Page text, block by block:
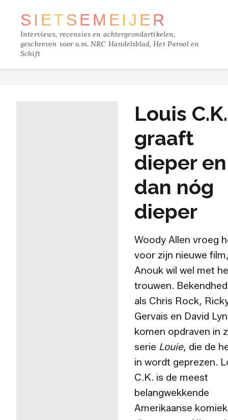
SIETSE MEIJER
Interviews, recensies en achtergrondartikelen,
geschreven voor o.m. NRC Handelsblad, Het Parool en
Schift
Louis C.K.
graaft
dieper en
dan nóg
dieper
Woody Allen vroeg
voor zijn nieuwe
Anouk wil wel met
trouwen.
als Chris Rock,
Gervais en David
komen opdraven in
serie Louie, die de
in wordt geprezen.
C.K. is de meest
belangwekkende
Amerikaanse